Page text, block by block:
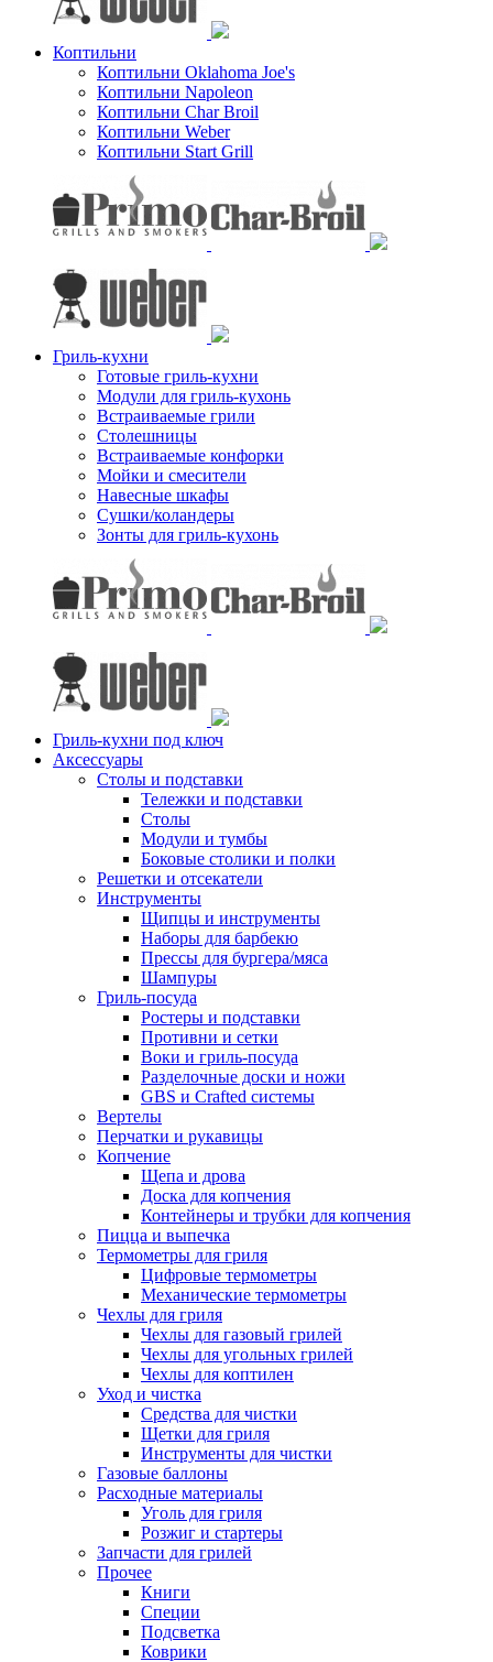
Коптильни
Коптильни Oklahoma Joe's
Коптильни Napoleon
Коптильни Char Broil
Коптильни Weber
Коптильни Start Grill
Гриль-кухни
Готовые гриль-кухни
Модули для гриль-кухонь
Встраиваемые грили
Столешницы
Встраиваемые конфорки
Мойки и смесители
Навесные шкафы
Сушки/коландеры
Зонты для гриль-кухонь
Гриль-кухни под ключ
Аксессуары
Столы и подставки
Тележки и подставки
Столы
Модули и тумбы
Боковые столики и полки
Решетки и отсекатели
Инструменты
Щипцы и инструменты
Наборы для барбекю
Прессы для бургера/мяса
Шампуры
Гриль-посуда
Ростеры и подставки
Противни и сетки
Воки и гриль-посуда
Разделочные доски и ножи
GBS и Crafted системы
Вертелы
Перчатки и рукавицы
Копчение
Щепа и дрова
Доска для копчения
Контейнеры и трубки для копчения
Пицца и выпечка
Термометры для гриля
Цифровые термометры
Механические термометры
Чехлы для гриля
Чехлы для газовый грилей
Чехлы для угольных грилей
Чехлы для коптилен
Уход и чистка
Средства для чистки
Щетки для гриля
Инструменты для чистки
Газовые баллоны
Расходные материалы
Уголь для гриля
Розжиг и стартеры
Запчасти для грилей
Прочее
Книги
Специи
Подсветка
Коврики